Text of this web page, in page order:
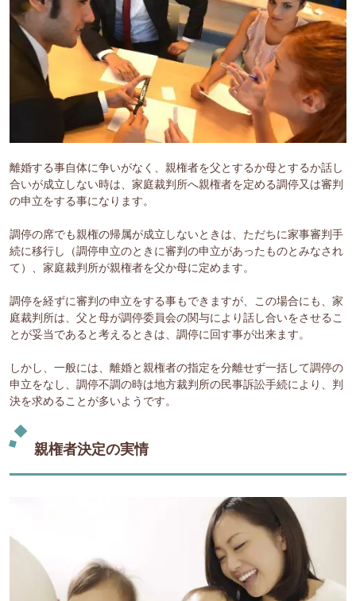
離婚する事自体に争いがなく、親権者を父とするか母とするか話し
合いが成立しない時は、家庭裁判所へ親権者を定める調停又は審判
の申立をする事になります。
調停の席でも親権の帰属が成立しないときは、ただちに家事審判手
続に移行し（調停申立のときに審判の申立があったものとみなされ
て）、家庭裁判所が親権者を父か母に定めます。
調停を経ずに審判の申立をする事もできますが、この場合にも、家
庭裁判所は、父と母が調停委員会の関与により話し合いをさせるこ
とが妥当であると考えるときは、調停に回す事が出来ます。
しかし、一般には、離婚と親権者の指定を分離せず一括して調停の
申立をなし、調停不調の時は地方裁判所の民事訴訟手続により、判
決を求めることが多いようです。
親権者決定の実情